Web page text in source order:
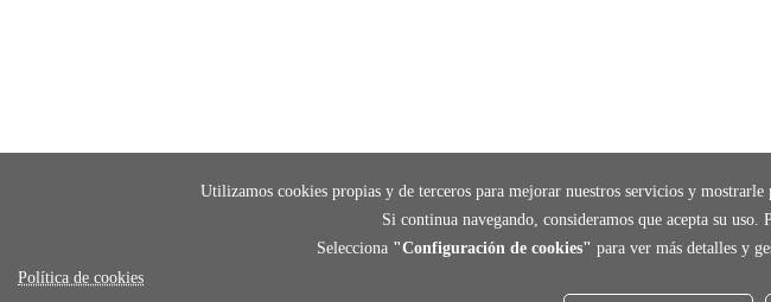
Utilizamos cookies propias y de terceros para mejorar nuestros servicios y
Si continua navegando, consideramos que acepta su
Selecciona "Configuración de cookies" para ver más detalles y
Política de cookies